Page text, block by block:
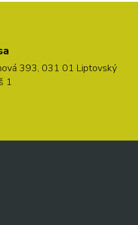
393, 031 01 Liptovský
1